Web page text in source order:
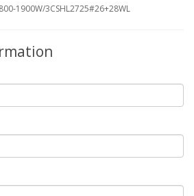
1900W/3CSHL2725#26+28WL